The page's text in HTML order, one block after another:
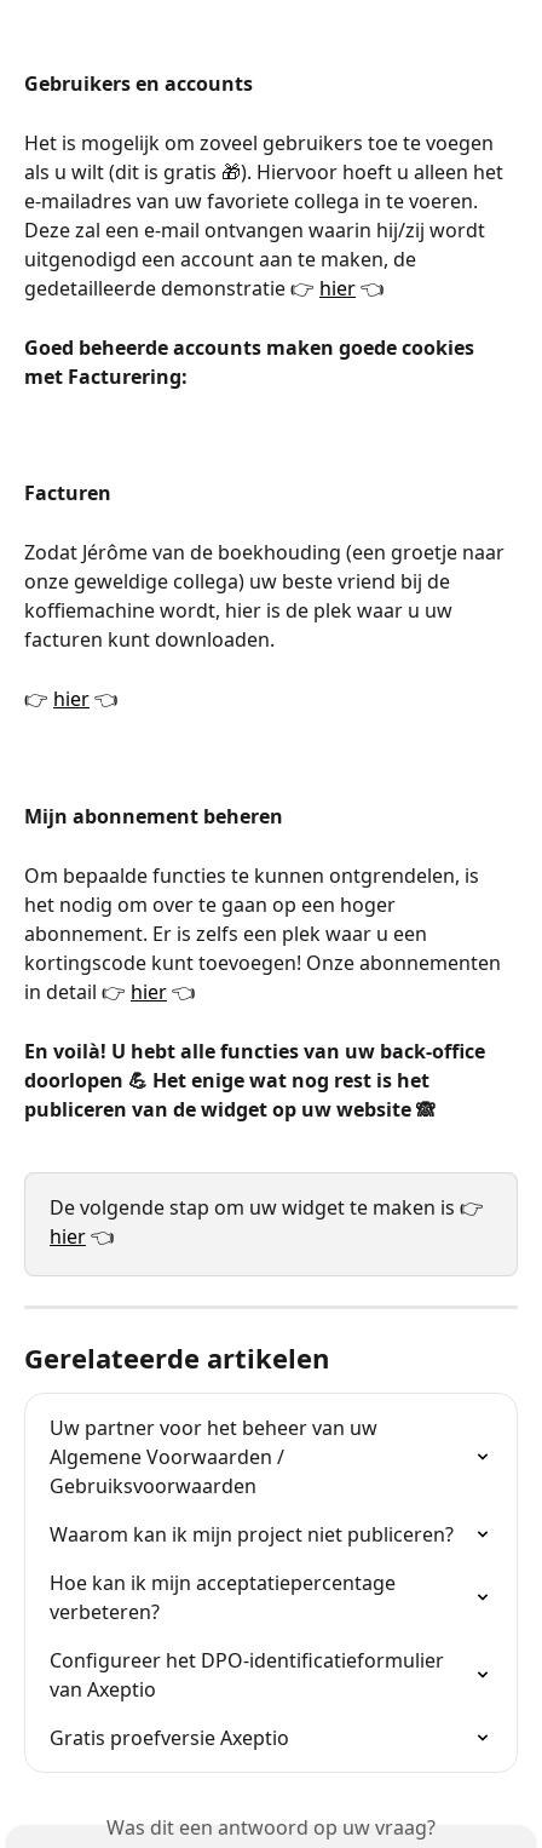
Gebruikers en accounts
Het is mogelijk om zoveel gebruikers toe te voegen
als u wilt (dit is gratis 🎁). Hiervoor hoeft u alleen het
e-mailadres van uw favoriete collega in te voeren.
Deze zal een e-mail ontvangen waarin hij/zij wordt
uitgenodigd een account aan te maken, de
gedetailleerde demonstratie 👉 hier 👈
Goed beheerde accounts maken goede cookies
met Facturering:
Facturen
Zodat Jérôme van de boekhouding (een groetje naar
onze geweldige collega) uw beste vriend bij de
koffiemachine wordt, hier is de plek waar u uw
facturen kunt downloaden.
👉 hier 👈
Mijn abonnement beheren
Om bepaalde functies te kunnen ontgrendelen, is
het nodig om over te gaan op een hoger
abonnement. Er is zelfs een plek waar u een
kortingscode kunt toevoegen! Onze abonnementen
in detail 👉 hier 👈
En voilà! U hebt alle functies van uw back-office
doorlopen 💪 Het enige wat nog rest is het
publiceren van de widget op uw website 🙈
De volgende stap om uw widget te maken is 👉
hier 👈
Gerelateerde artikelen
Uw partner voor het beheer van uw
Algemene Voorwaarden /
Gebruiksvoorwaarden
Waarom kan ik mijn project niet publiceren?
Hoe kan ik mijn acceptatiepercentage
verbeteren?
Configureer het DPO-identificatieformulier
van Axeptio
Gratis proefversie Axeptio
Was dit een antwoord op uw vraag?